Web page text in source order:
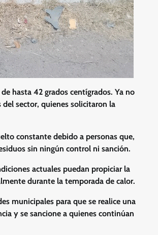
hasta 42 grados centígrados. Ya no
del sector, quienes solicitaron la
constante debido a personas que,
sin ningún control ni sanción.
actuales puedan propiciar la
durante la temporada de calor.
municipales para que se realice una
y se sancione a quienes continúan